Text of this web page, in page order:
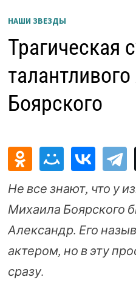
НАШИ ЗВЕЗДЫ
Трагическая
Боярского
Не все знают, что у
Михаила Боярского
Александр. Его
актером, но в эту
сразу.